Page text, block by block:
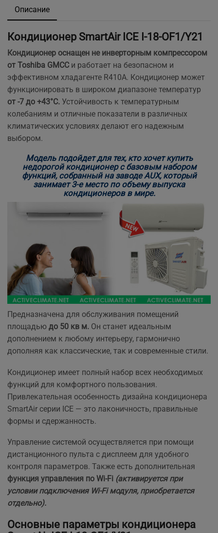
Описание
Кондиционер SmartAir ICE I-18-OF1/Y21
Кондиционер оснащен не инверторным компрессором
от Toshiba GMCCи работает на безопасном и
эффективном хладагенте R410A. Кондиционер может
функционировать в широком диапазоне температур
от -7 до +43°С. Устойчивость к температурным
колебаниям и отличные показатели в различных
климатических условиях делают его надежным
выбором.
Модель подойдет для тех, кто хочет купить
недорогой кондиционер с базовым набором
функций, собранный на заводе AUX, который
занимает 3-е место по объему выпуска
кондиционеров в мире.
Предназначена для обслуживания помещений
площадью до 50 кв м. Он станет идеальным
дополнением к любому интерьеру, гармонично
дополняя как классические, так и современные стили.
Кондиционер имеет полный набор всех необходимых
функций для комфортного пользования.
Привлекательная особенность дизайна кондиционера
SmartAir серии ICE — это лаконичность, правильные
формы и сдержанность.
Управление системой осуществляется при помощи
дистанционного пульта с дисплеем для удобного
контроля параметров. Также есть дополнительная
функция управления по Wi-Fi (активируется при
условии подключения Wi-Fi модуля, приобретается
отдельно).
Основные параметры кондиционера